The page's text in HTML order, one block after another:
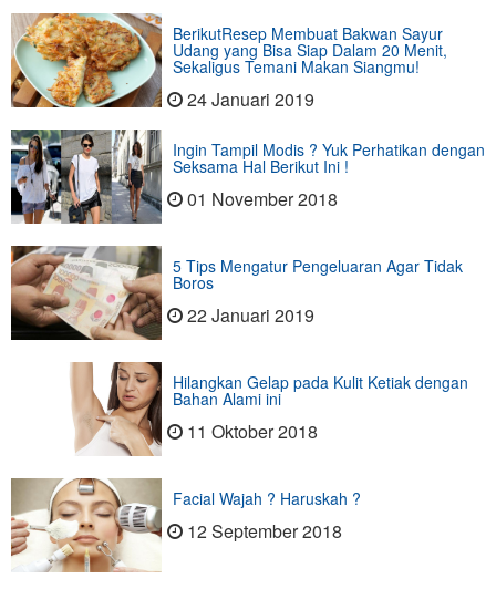
BerikutResep Membuat Bakwan Sayur
Udang yang Bisa Siap Dalam 20 Menit,
Sekaligus Temani Makan Siangmu!
24 Januari 2019
Ingin Tampil Modis ? Yuk Perhatikan dengan
Seksama Hal Berikut Ini !
01 November 2018
5 Tips Mengatur Pengeluaran Agar Tidak
Boros
22 Januari 2019
Hilangkan Gelap pada Kulit Ketiak dengan
Bahan Alami ini
11 Oktober 2018
Facial Wajah ? Haruskah ?
12 September 2018